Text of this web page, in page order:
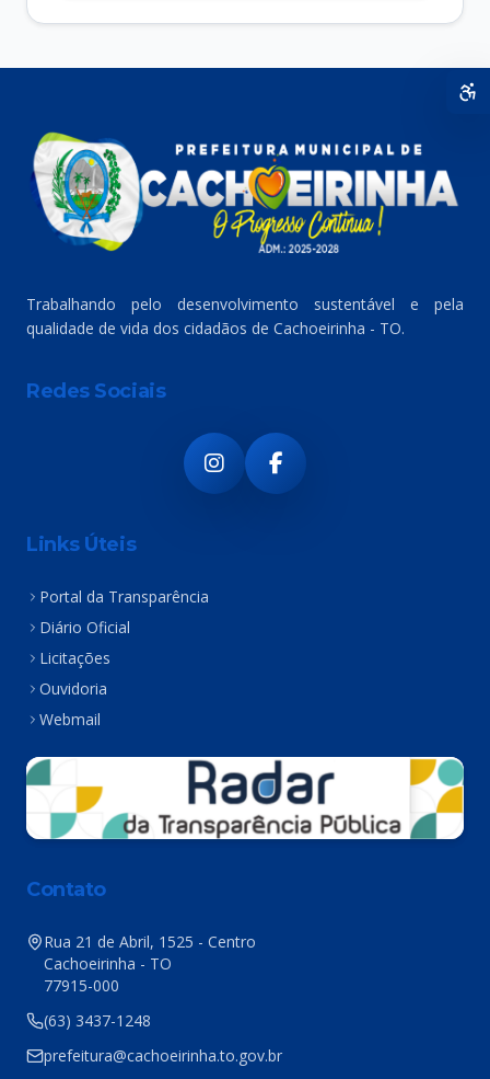
Trabalhando pelo desenvolvimento sustentável e pela
qualidade de vida dos cidadãos de Cachoeirinha - TO.
Redes Sociais
Links Úteis
Portal da Transparência
Diário Oficial
Licitações
Ouvidoria
Webmail
Contato
Rua 21 de Abril, 1525 - Centro
Cachoeirinha - TO
77915-000
(63) 3437-1248
prefeitura@cachoeirinha.to.gov.br